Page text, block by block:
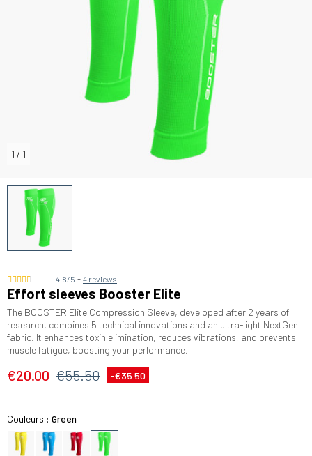
1 / 1
4.8/5 - 4 reviews
Effort sleeves Booster Elite
The BOOSTER Elite Compression Sleeve, developed after 2 years of
research, combines 5 technical innovations and an ultra-light NextGen
fabric. It enhances toxin elimination, reduces vibrations, and prevents
muscle fatigue, boosting your performance.
€20.00 €55.50 -€35.50
Couleurs : Green